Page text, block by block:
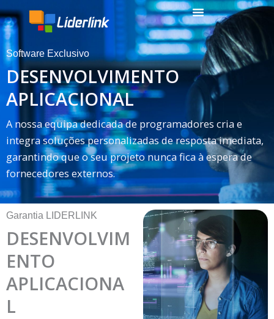
content
Skip
to
content
Software Exclusivo
DESENVOLVIMENTO
APLICACIONAL
A nossa equipa dedicada de programadores cria e
integra soluções personalizadas de resposta imediata,
garantindo que o seu projeto nunca fica à espera de
fornecedores externos.
Garantia LIDERLINK
DESENVOLVIM
ENTO
APLICACIONA
L